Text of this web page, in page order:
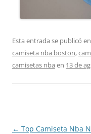
Esta entrada se publicó en
camiseta nba boston,
camisetas nba en 13 de
Navegación
← Top Camiseta Nba